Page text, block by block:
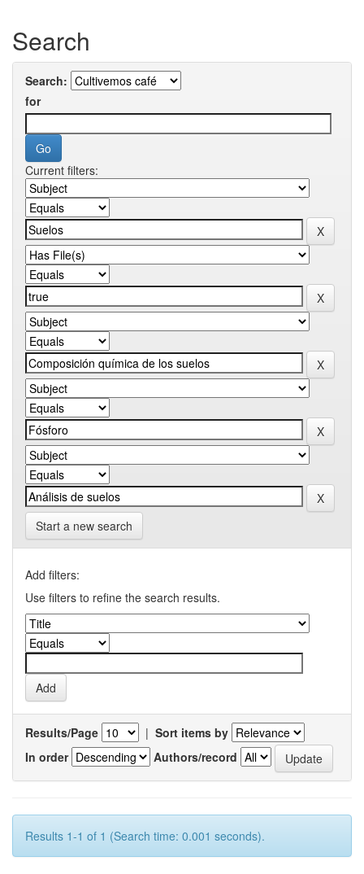
Search
Search:
for
Current filters:
Start a new search
Add filters:
Use filters to refine the search results.
Results/Page | Sort items by
In order
Authors/record
Results 1-1 of 1 (Search time: 0.001 seconds).